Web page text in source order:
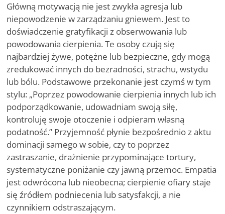
Główną motywacją nie jest zwykła agresja lub
niepowodzenie w zarządzaniu gniewem. Jest to
doświadczenie gratyfikacji z obserwowania lub
powodowania cierpienia. Te osoby czują się
najbardziej żywe, potężne lub bezpieczne, gdy mogą
zredukować innych do bezradności, strachu, wstydu
lub bólu. Podstawowe przekonanie jest czymś w tym
stylu: „Poprzez powodowanie cierpienia innych lub ich
podporządkowanie, udowadniam swoją siłę,
kontroluję swoje otoczenie i odpieram własną
podatność.” Przyjemność płynie bezpośrednio z aktu
dominacji samego w sobie, czy to poprzez
zastraszanie, drażnienie przypominające tortury,
systematyczne poniżanie czy jawną przemoc. Empatia
jest odwrócona lub nieobecna; cierpienie ofiary staje
się źródłem podniecenia lub satysfakcji, a nie
czynnikiem odstraszającym.